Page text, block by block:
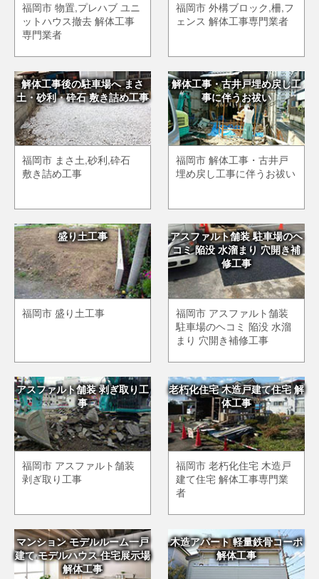
福岡市 物置,プレハブ ユニ
ットハウス撤去 解体工事
専門業者
福岡市 外構ブロック,柵,フ
ェンス 解体工事専門業者
解体工事後の駐車場へ まさ
土・砂利・砕石 敷き詰め工事
福岡市 まさ土,砂利,砕石
敷き詰め工事
解体工事・古井戸埋め戻し工
事に伴うお祓い
福岡市 解体工事・古井戸
埋め戻し工事に伴うお祓い
盛り土工事
福岡市 盛り土工事
アスファルト舗装 駐車場のヘ
コミ 陥没 水溜まり 穴開き補
修工事
福岡市 アスファルト舗装
駐車場のヘコミ 陥没 水溜
まり 穴開き補修工事
アスファルト舗装 剥ぎ取り工
事
福岡市 アスファルト舗装
剥ぎ取り工事
老朽化住宅 木造戸建て住宅 解
体工事
福岡市 老朽化住宅 木造戸
建て住宅 解体工事専門業
者
マンション モデルルーム一戸
建て モデルハウス 住宅展示場
解体工事
木造アパート 軽量鉄骨コーポ
解体工事